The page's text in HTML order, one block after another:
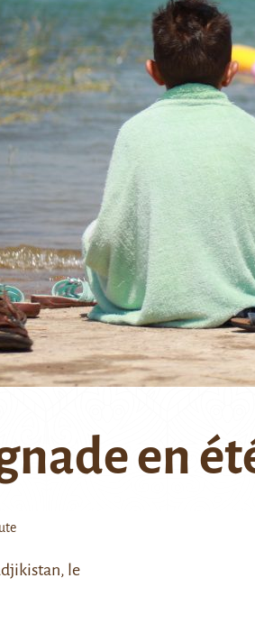
en
le